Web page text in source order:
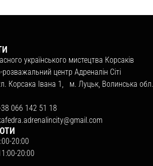
українського мистецтва Корсаків
розважальний центр Адреналін Сіті
Корсака Івана 1, м. Луцьк, Волинська обл.,
066 142 51 18
20:00
20:00